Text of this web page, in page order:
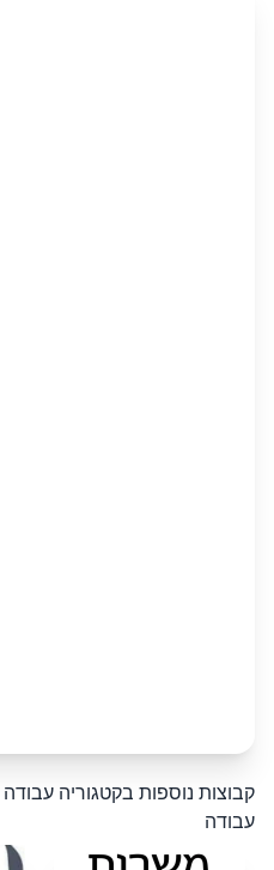
קבוצות נוספות בקטגוריה עבודה
עבודה